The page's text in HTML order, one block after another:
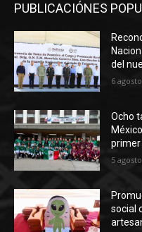
PUBLICACIÓNES
del
6
Ocho
primer
5
social